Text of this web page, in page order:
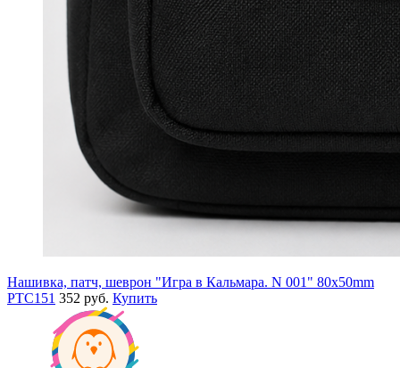
Нашивка, патч, шеврон "Игра в Кальмара. N 001" 80x50mm
PTC151 352 руб. Купить